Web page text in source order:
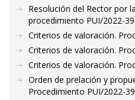
Resolución del Rector por
procedimiento PUI/2022-
Criterios de valoración.
Criterios de valoración.
Criterios de valoración.
Orden de prelación y
Procedimiento PUI/2022-